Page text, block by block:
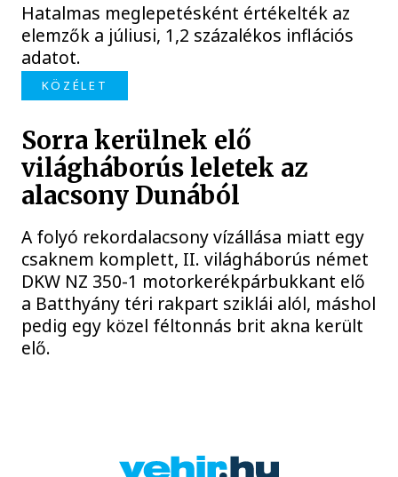
Hatalmas meglepetésként értékelték az
elemzők a júliusi, 1,2 százalékos inflációs
adatot.
KÖZÉLET
Sorra kerülnek elő
világháborús leletek az
alacsony Dunából
A folyó rekordalacsony vízállása miatt egy
csaknem komplett, II. világháborús német
DKW NZ 350-1 motorkerékpárbukkant elő
a Batthyány téri rakpart sziklái alól, máshol
pedig egy közel féltonnás brit akna került
elő.